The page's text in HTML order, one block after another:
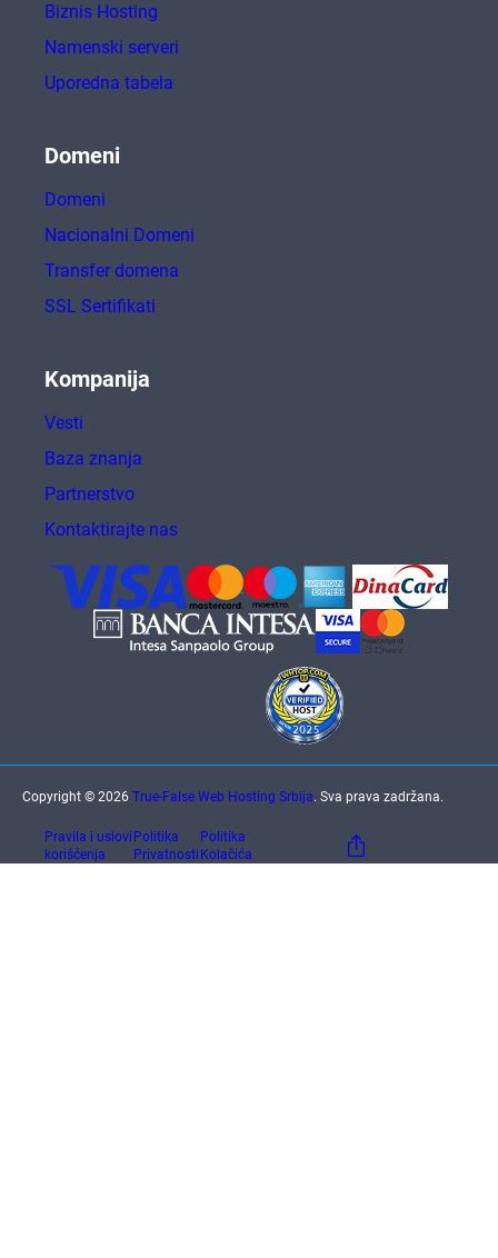
Biznis Hosting
Namenski serveri
Uporedna tabela
Domeni
Domeni
Nacionalni Domeni
Transfer domena
SSL Sertifikati
Kompanija
Vesti
Baza znanja
Partnerstvo
Kontaktirajte nas
Copyright © 2026 True-False Web Hosting Srbija. Sva prava zadržana.
Pravila i uslovi
korišćenja
Politika
Privatnosti
Politika
Kolačića